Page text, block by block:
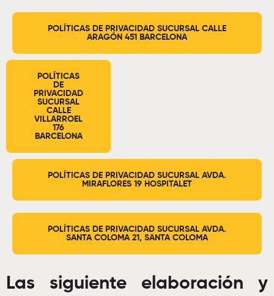
POLÍTICAS DE PRIVACIDAD SUCURSAL CALLE
ARAGÓN 451 BARCELONA
POLÍTICAS
DE
PRIVACIDAD
SUCURSAL
CALLE
VILLARROEL
176
BARCELONA
POLÍTICAS DE PRIVACIDAD SUCURSAL AVDA.
MIRAFLORES 19 HOSPITALET
POLÍTICAS DE PRIVACIDAD SUCURSAL AVDA.
SANTA COLOMA 21, SANTA COLOMA
Las siguiente elaboración y